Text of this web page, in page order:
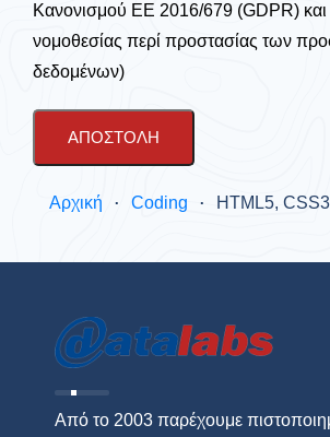
Κανονισμού ΕΕ 2016/679 (GDPR) και
νομοθεσίας περί προστασίας των
δεδομένων)
ΑΠΟΣΤΟΛΉ
Αρχική Coding HTML5,
Από το 2003 παρέχουμε